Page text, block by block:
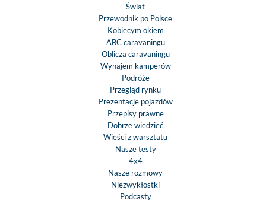
Świat
Przewodnik po Polsce
Kobiecym okiem
ABC caravaningu
Oblicza caravaningu
Wynajem kamperów
Podróże
Przegląd rynku
Prezentacje pojazdów
Przepisy prawne
Dobrze wiedzieć
Wieści z warsztatu
Nasze testy
4x4
Nasze rozmowy
Niezwykłostki
Podcasty